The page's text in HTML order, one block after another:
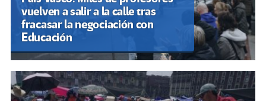
vuelven a salir a la calle tras
fracasar la negociación con
Educación